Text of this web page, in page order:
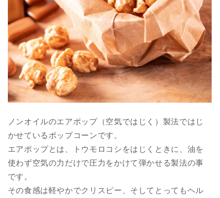
ノンオイルのエアポップ（空気ではじく）製法ではじ
かせているポップコーンです。
エアポップとは、トウモロコシをはじくときに、油を
使わず空気の力だけで圧力をかけて弾かせる製法の事
です。
その食感は軽やかでクリスピー、そしてとってもヘル